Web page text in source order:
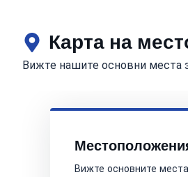
Карта на
Вижте нашите основни места
Вижте основните